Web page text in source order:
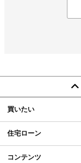
買いたい
住宅ローン
コンテンツ